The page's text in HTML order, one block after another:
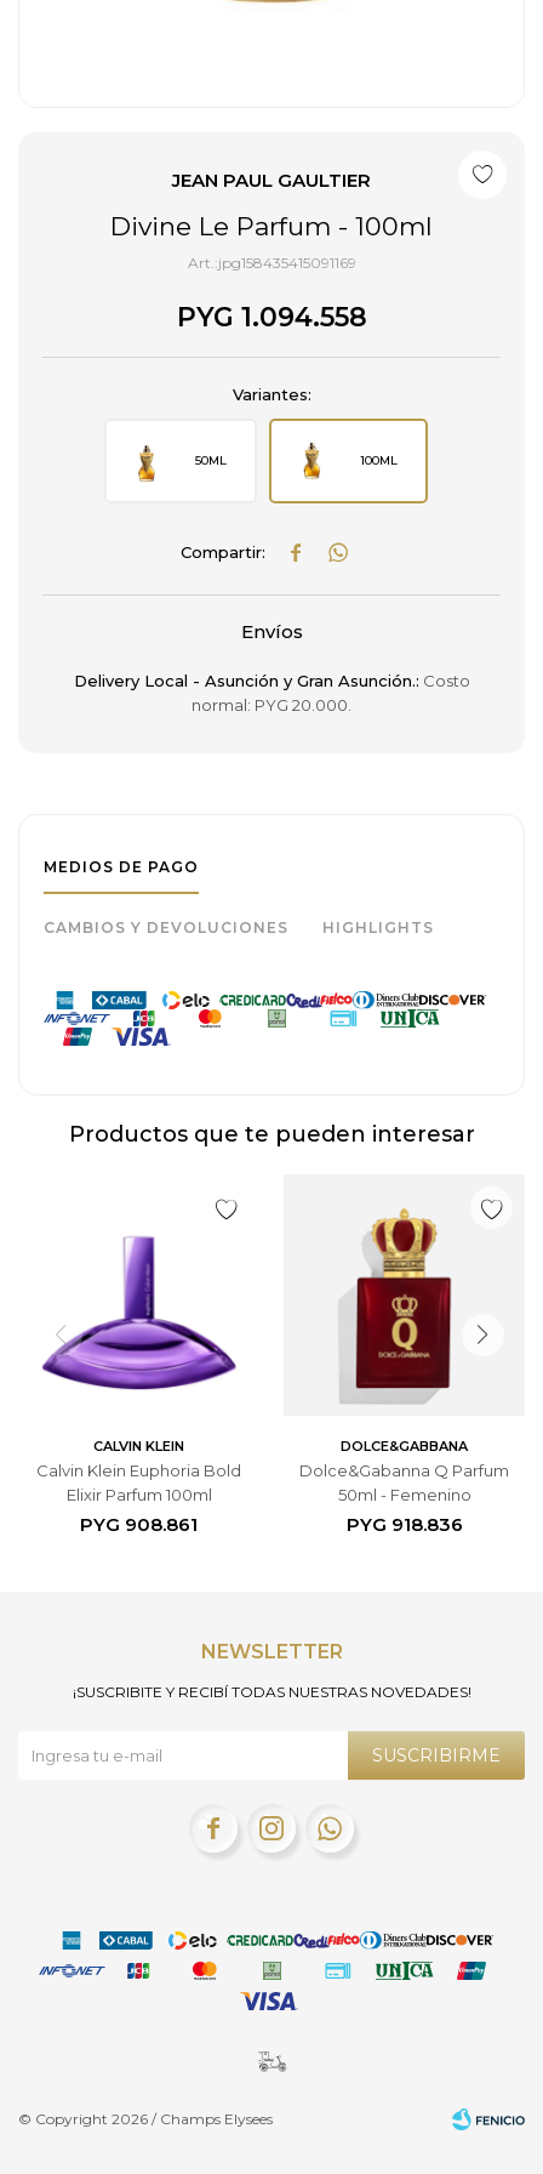
JEAN PAUL GAULTIER
Divine Le Parfum - 100ml
jpg158435415091169
PYG 1.094.558
Variantes:
50ML 100ML
 
Envíos
Delivery Local - Asunción y Gran Asunción.: Costo
normal: PYG 20.000.
MEDIOS DE PAGO
CAMBIOS Y DEVOLUCIONES HIGHLIGHTS
Productos que te pueden interesar
CALVIN KLEIN
Calvin Klein Euphoria Bold
Elixir Parfum 100ml
PYG 908.861
DOLCE&GABBANA
Dolce&Gabanna Q Parfum
50ml - Femenino
PYG 918.836
NEWSLETTER
¡SUSCRIBITE Y RECIBÍ TODAS NUESTRAS NOVEDADES!
SUSCRIBIRME
  
© Copyright 2026 / Champs Elysees